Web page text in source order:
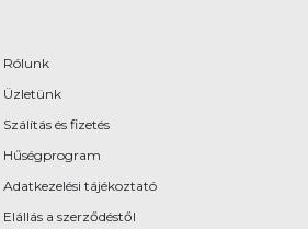
Rólunk
Üzletünk
Szálítás és fizetés
Hűségprogram
Adatkezelési tájékoztató
Elállás a szerződéstől